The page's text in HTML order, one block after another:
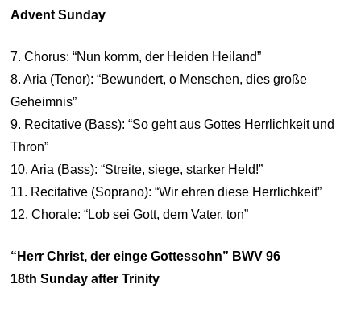
Advent Sunday
7. Chorus: “Nun komm, der Heiden Heiland”
8. Aria (Tenor): “Bewundert, o Menschen, dies große
Geheimnis”
9. Recitative (Bass): “So geht aus Gottes Herrlichkeit und
Thron”
10. Aria (Bass): “Streite, siege, starker Held!”
11. Recitative (Soprano): “Wir ehren diese Herrlichkeit”
12. Chorale: “Lob sei Gott, dem Vater, ton”
“Herr Christ, der einge Gottessohn” BWV 96
18th Sunday after Trinity